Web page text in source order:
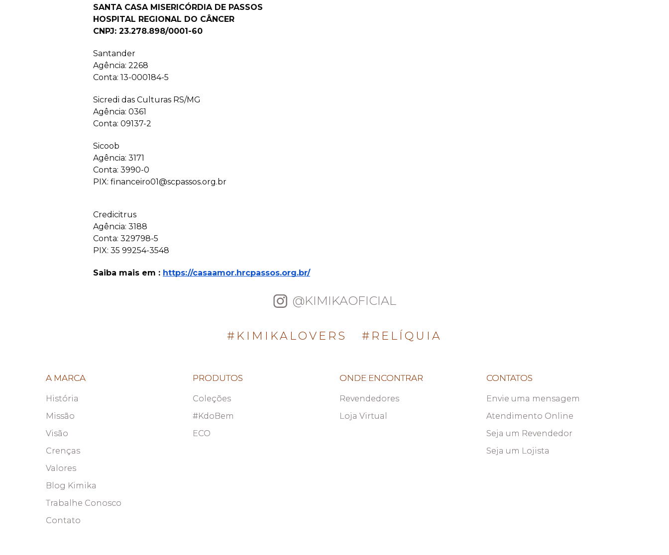
SANTA CASA MISERICÓRDIA DE PASSOS
HOSPITAL REGIONAL DO CÂNCER
CNPJ: 23.278.898/0001-60
Santander
Agência: 2268
Conta: 13-000184-5
Sicredi das Culturas RS/MG
Agência: 0361
Conta: 09137-2
Sicoob
Agência: 3171
Conta: 3990-0
PIX: financeiro01@scpassos.org.br
Credicitrus
Agência: 3188
Conta: 329798-5
PIX: 35 99254-3548
Saiba mais em : https://casaamor.hrcpassos.org.br/
@KIMIKAOFICIAL
#KIMIKALOVERS #RELÍQUIA
A MARCA
História
Missão
Visão
Crenças
Valores
Blog Kimika
Trabalhe Conosco
Contato
PRODUTOS
Coleções
#KdoBem
ECO
ONDE ENCONTRAR
Revendedores
Loja Virtual
CONTATOS
Envie uma mensagem
Atendimento Online
Seja um Revendedor
Seja um Lojista